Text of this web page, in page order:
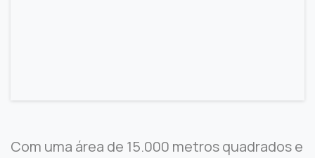
Com uma área de 15.000 metros quadrados e